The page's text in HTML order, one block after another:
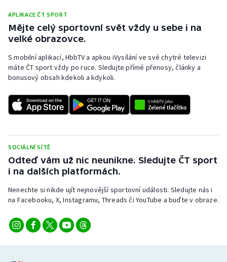
APLIKACE ČT SPORT
Mějte celý sportovní svět vždy u sebe i na
velké obrazovce.
S mobilní aplikací, HbbTV a apkou iVysílání ve své chytré televizi
máte ČT sport vždy po ruce. Sledujte přímé přenosy, články a
bonusový obsah kdekoli a kdykoli.
SOCIÁLNÍ SÍTĚ
Odteď vám už nic neunikne. Sledujte ČT sport
i na dalších platformách.
Nenechte si nikde ujít nejnovější sportovní události. Sledujte nás i
na Facebooku, X, Instagramu, Threads či YouTube a buďte v obraze.